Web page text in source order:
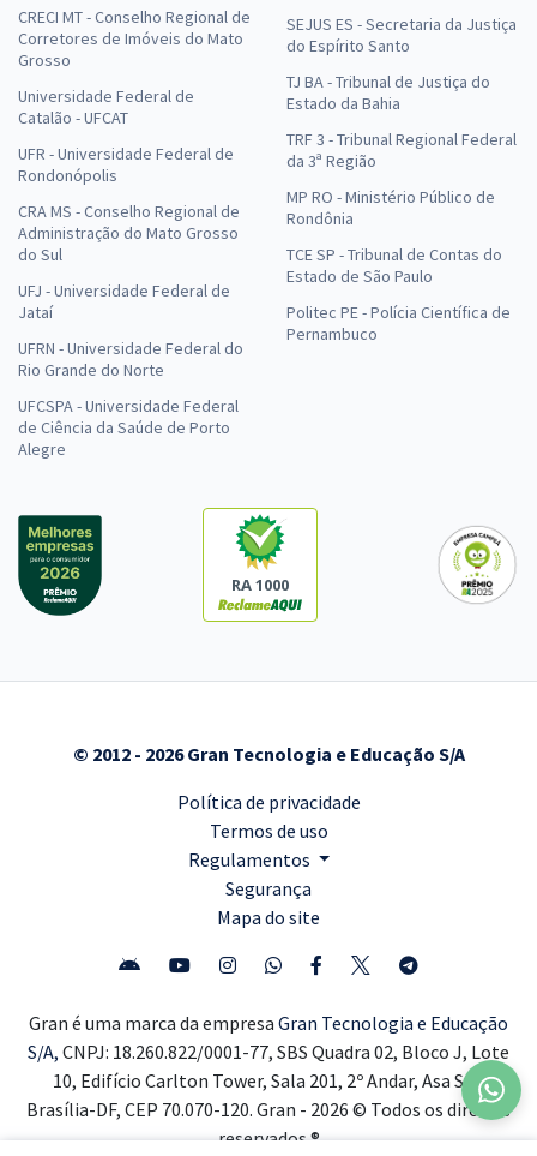
CRECI MT - Conselho Regional de
Corretores de Imóveis do Mato
Grosso
Universidade Federal de
Catalão - UFCAT
UFR - Universidade Federal de
Rondonópolis
CRA MS - Conselho Regional de
Administração do Mato Grosso
do Sul
UFJ - Universidade Federal de
Jataí
UFRN - Universidade Federal do
Rio Grande do Norte
UFCSPA - Universidade Federal
de Ciência da Saúde de Porto
Alegre
SEJUS ES - Secretaria da Justiça
do Espírito Santo
TJ BA - Tribunal de Justiça do
Estado da Bahia
TRF 3 - Tribunal Regional Federal
da 3ª Região
MP RO - Ministério Público de
Rondônia
TCE SP - Tribunal de Contas do
Estado de São Paulo
Politec PE - Polícia Científica de
Pernambuco
RA 1000
© 2012 - 2026 Gran Tecnologia e Educação S/A
Política de privacidade
Termos de uso
Regulamentos
Segurança
Mapa do site
Gran é uma marca da empresa Gran Tecnologia e Educação
S/A, CNPJ: 18.260.822/0001-77, SBS Quadra 02, Bloco J, Lote
10, Edifício Carlton Tower, Sala 201, 2º Andar, Asa Sul,
Brasília-DF, CEP 70.070-120. Gran - 2026 © Todos os direitos
reservados ®